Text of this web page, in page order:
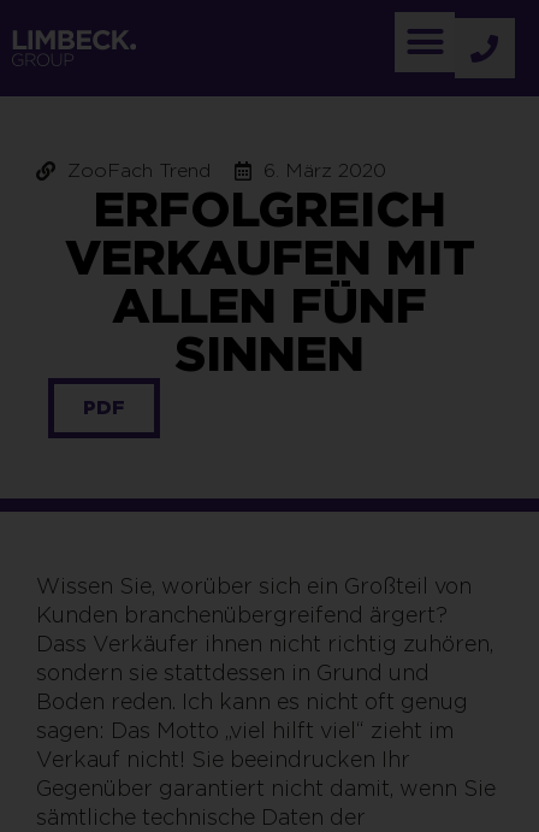
ZooFach Trend 6. März 2020
ERFOLGREICH
VERKAUFEN MIT
ALLEN FÜNF
SINNEN
PDF
Wissen Sie, worüber sich ein Großteil von
Kunden branchenübergreifend ärgert?
Dass Verkäufer ihnen nicht richtig zuhören,
sondern sie stattdessen in Grund und
Boden reden. Ich kann es nicht oft genug
sagen: Das Motto „viel hilft viel“ zieht im
Verkauf nicht! Sie beeindrucken Ihr
Gegenüber garantiert nicht damit, wenn Sie
sämtliche technische Daten der